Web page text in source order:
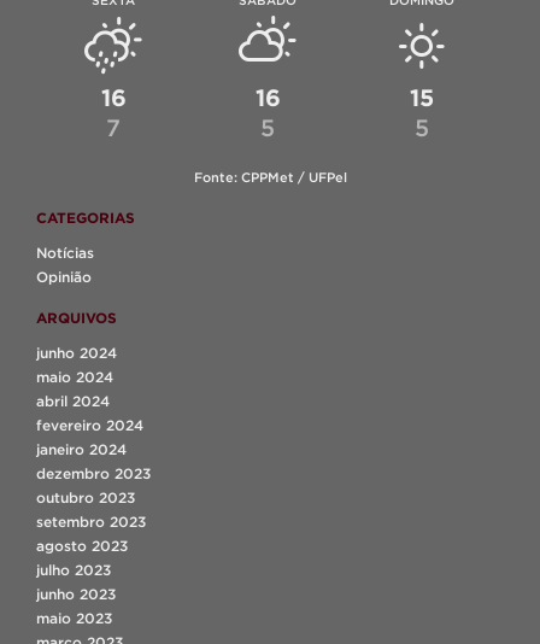
16
7
16
5
15
5
Fonte: CPPMet / UFPel
CATEGORIAS
Notícias
Opinião
ARQUIVOS
junho 2024
maio 2024
abril 2024
fevereiro 2024
janeiro 2024
dezembro 2023
outubro 2023
setembro 2023
agosto 2023
julho 2023
junho 2023
maio 2023